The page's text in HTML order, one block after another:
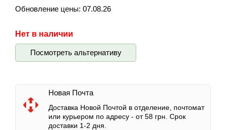
Обновление цены: 07.08.26
Нет в наличии
Посмотреть альтернативу
Новая Почта
Доставка Новой Почтой в отделение, почтомат
или курьером по адресу - от 58 грн. Срок
доставки 1-2 дня.